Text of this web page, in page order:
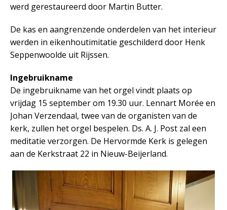
werd gerestaureerd door Martin Butter.
De kas en aangrenzende onderdelen van het interieur
werden in eikenhoutimitatie geschilderd door Henk
Seppenwoolde uit Rijssen.
Ingebruikname
De ingebruikname van het orgel vindt plaats op
vrijdag 15 september om 19.30 uur. Lennart Morée en
Johan Verzendaal, twee van de organisten van de
kerk, zullen het orgel bespelen. Ds. A. J. Post zal een
meditatie verzorgen. De Hervormde Kerk is gelegen
aan de Kerkstraat 22 in Nieuw-Beijerland.